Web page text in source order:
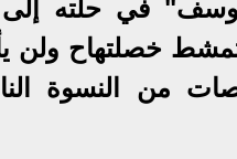
في حلته إلى
خصلتهاح ولن
من النسوة